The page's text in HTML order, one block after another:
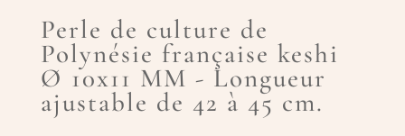
Perle de culture de
Polynésie française keshi
Ø 10x11 MM - Longueur
ajustable de 42 à 45 cm.